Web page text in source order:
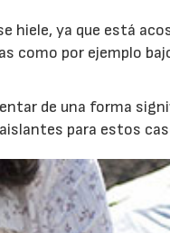
hiele, ya que está
como por ejemplo
de una forma
para estos